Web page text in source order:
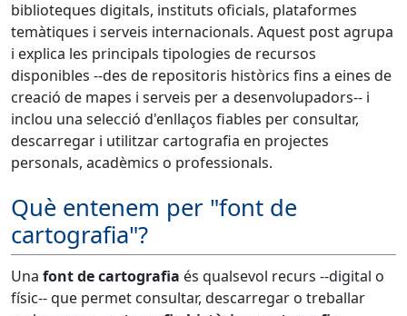
biblioteques digitals, instituts oficials, plataformes
temàtiques i serveis internacionals. Aquest post agrupa
i explica les principals tipologies de recursos
disponibles --des de repositoris històrics fins a eines de
creació de mapes i serveis per a desenvolupadors-- i
inclou una selecció d'enllaços fiables per consultar,
descarregar i utilitzar cartografia en projectes
personals, acadèmics o professionals.
Què entenem per "font de
cartografia"?
Una font de cartografia és qualsevol recurs --digital o
físic-- que permet consultar, descarregar o treballar